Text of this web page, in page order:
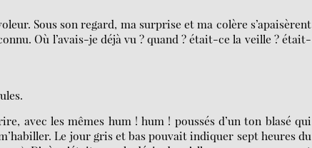
Sous son regard, ma surprise et ma colère s’apaisèrent
Où l’avais-je déjà vu ? quand ? était-ce la veille ? était-
avec les mêmes hum ! hum ! poussés d’un ton blasé qui
Le jour gris et bas pouvait indiquer sept heures du